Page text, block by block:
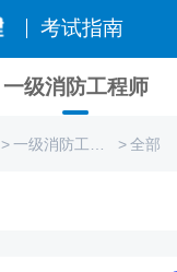
考试指南
一级消防工程师
> > 全部